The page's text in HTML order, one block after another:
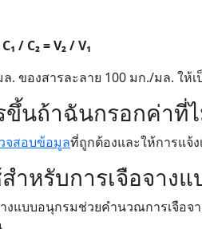
/ C₂ = V₂ / V₁
. ของสารละลาย 100 มก./มล. ให้เ
ขึ้นถ้าฉันกรอกค่าที่
จสอบข้อมูลที่ถูกต้องและให้การแจ้
ำหรับการเจือจาง
งแบบอนุกรมช่วยคำนวณการเจือ